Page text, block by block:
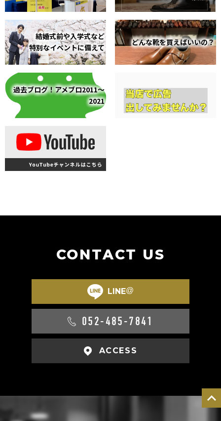
結婚式前や入学式など
特別なイベントに備えて
どんな靴を買えばいいの？
過去ブログ！アメブロ2011～
2021
CONTACT US
LINE@
052-485-7841
ACCESS